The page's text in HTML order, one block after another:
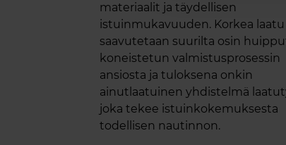
materiaalit ja täydellisen
istuinmukavuuden. Korkea laatu
saavutetaan suurilta osin
koneistetun valmistusprosessin
ansiosta ja tuloksena onkin
ainutlaatuinen yhdistelmä
joka tekee istuinkokemuksesta
todellisen nautinnon.